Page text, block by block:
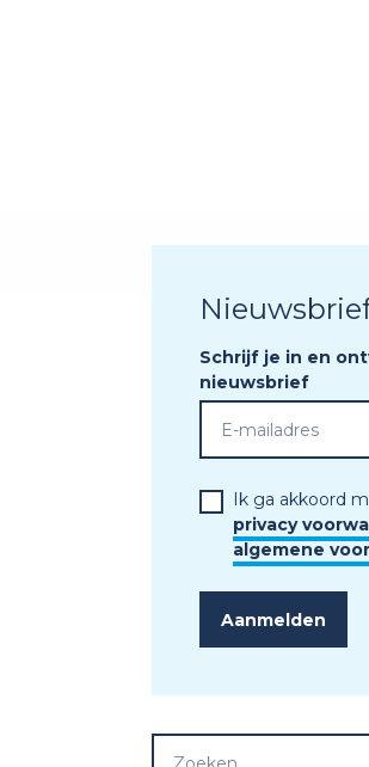
Schrijf je in en
nieuwsbrief
Ik ga akkoord
privacy
algemene